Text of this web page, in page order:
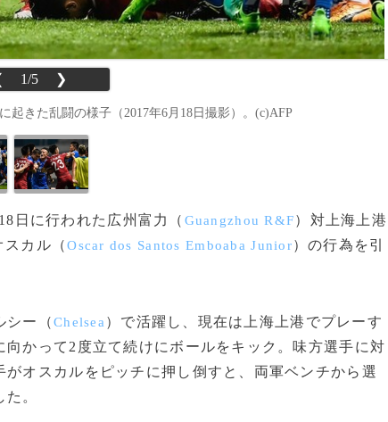
1/5 ❯
きた乱闘の様子（2017年6月18日撮影）。(c)AFP
日に行われた広州富力（ Guangzhou R&F）対上海上港
スカル（Oscar dos Santos Emboaba Junior）の行為を引
シー（Chelsea ）で活躍し、現在は上海上港でプレーす
かって2度立て続けにボールをキック。味方選手に対
オスカルをピッチに押し倒すと、両軍ベンチから選
。